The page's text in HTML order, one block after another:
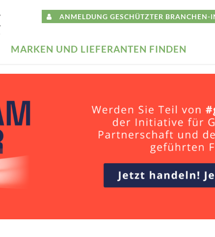
ANMELDUNG GESCHÜTZTER BRANCHEN-
MARKEN UND LIEFERANTEN FINDEN